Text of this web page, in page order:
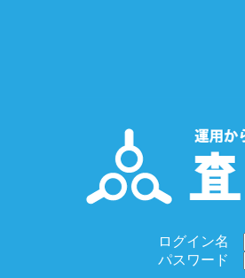
ログイン名
パスワード